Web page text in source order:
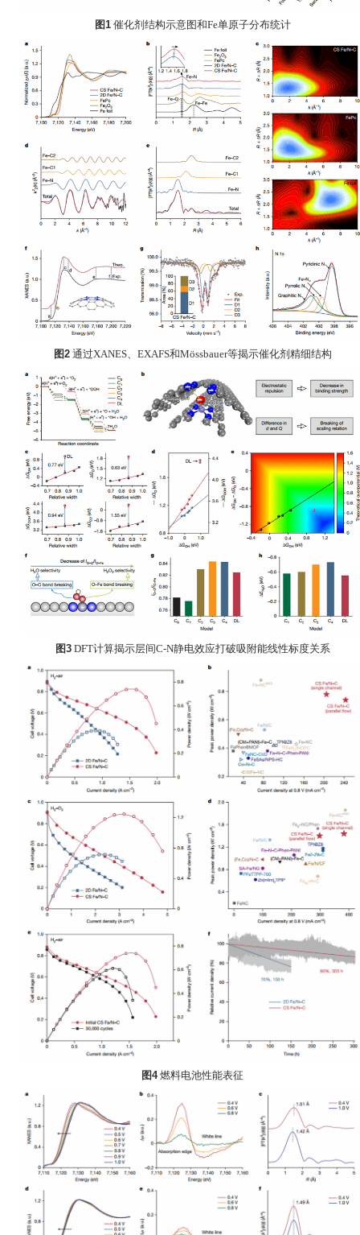
图1催化剂结构示意图和Fe单原子分布统计
图2通过XANES、EXAFS和Mössbauer等揭示催化剂精细结构
图3DFT计算揭示层间C-N静电效应打破吸附能线性标度关系
图4燃料电池性能表征